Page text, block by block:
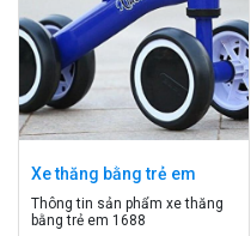
Xe thăng bằng trẻ em
1688
Thông tin sản phẩm xe thăng
bằng trẻ em 1688